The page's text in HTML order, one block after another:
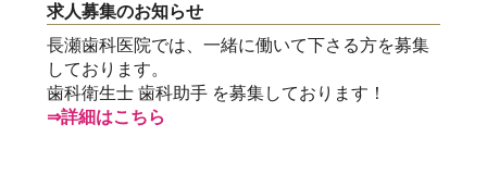
求人募集のお知らせ
長瀬歯科医院では、一緒に働いて下さる方を募集
しております。
歯科衛生士 歯科助手 を募集しております！
⇒詳細はこちら